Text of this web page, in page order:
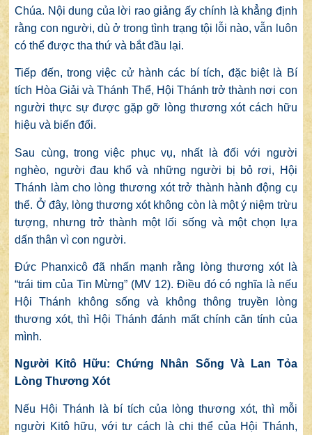
Chúa. Nội dung của lời rao giảng ấy chính là khẳng định
rằng con người, dù ở trong tình trạng tội lỗi nào, vẫn luôn
có thể được tha thứ và bắt đầu lại.
Tiếp đến, trong việc cử hành các bí tích, đặc biệt là Bí
tích Hòa Giải và Thánh Thể, Hội Thánh trở thành nơi con
người thực sự được gặp gỡ lòng thương xót cách hữu
hiệu và biến đổi.
Sau cùng, trong việc phục vụ, nhất là đối với người
nghèo, người đau khổ và những người bị bỏ rơi, Hội
Thánh làm cho lòng thương xót trở thành hành động cụ
thể. Ở đây, lòng thương xót không còn là một ý niệm trừu
tượng, nhưng trở thành một lối sống và một chọn lựa
dấn thân vì con người.
Đức Phanxicô đã nhấn mạnh rằng lòng thương xót là
“trái tim của Tin Mừng” (MV 12). Điều đó có nghĩa là nếu
Hội Thánh không sống và không thông truyền lòng
thương xót, thì Hội Thánh đánh mất chính căn tính của
mình.
Người Kitô Hữu: Chứng Nhân Sống Và Lan Tỏa
Lòng Thương Xót
Nếu Hội Thánh là bí tích của lòng thương xót, thì mỗi
người Kitô hữu, với tư cách là chi thể của Hội Thánh,